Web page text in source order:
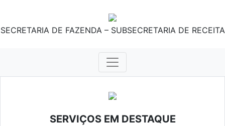
SECRETARIA DE FAZENDA – SUBSECRETARIA DE RECEITA
SERVIÇOS EM DESTAQUE